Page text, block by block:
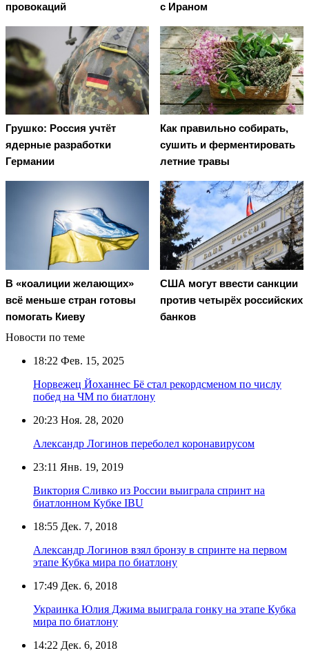
провокаций
с Ираном
Грушко: Россия учтёт
ядерные разработки
Германии
Как правильно собирать,
сушить и ферментировать
летние травы
В «коалиции желающих»
всё меньше стран готовы
помогать Киеву
США могут ввести санкции
против четырёх российских
банков
Новости по теме
18:22 Фев. 15, 2025
Норвежец Йоханнес Бё стал рекордсменом по числу
побед на ЧМ по биатлону
20:23 Ноя. 28, 2020
Александр Логинов переболел коронавирусом
23:11 Янв. 19, 2019
Виктория Сливко из России выиграла спринт на
биатлонном Кубке IBU
18:55 Дек. 7, 2018
Александр Логинов взял бронзу в спринте на первом
этапе Кубка мира по биатлону
17:49 Дек. 6, 2018
Украинка Юлия Джима выиграла гонку на этапе Кубка
мира по биатлону
14:22 Дек. 6, 2018